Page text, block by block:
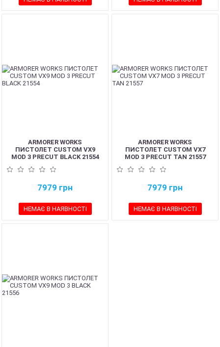
ARMORER WORKS
ПИСТОЛЕТ CUSTOM VX9
MOD 3 PRECUT BLACK 21554
7979 грн
НЕМАЄ В НАЯВНОСТІ
ARMORER WORKS
ПИСТОЛЕТ CUSTOM VX7
MOD 3 PRECUT TAN 21557
7979 грн
НЕМАЄ В НАЯВНОСТІ